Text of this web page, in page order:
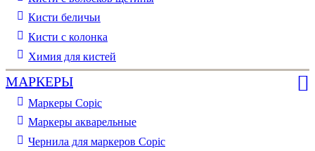
Кисти беличьи
Кисти с колонка
Химия для кистей
МАРКЕРЫ
Маркеры Copic
Маркеры акварельные
Чернила для маркеров Copic